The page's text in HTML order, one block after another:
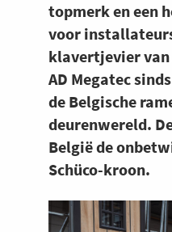
topmerk en een
voor
klavertjevier
AD Megatec
de Belgische
deurenwereld.
België de
Schüco-kroon.